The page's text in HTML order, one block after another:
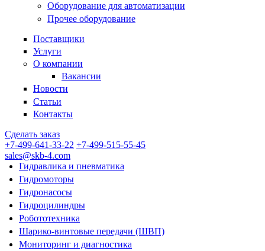
Оборудование для автоматизации
Прочее оборудование
Поставщики
Услуги
О компании
Вакансии
Новости
Статьи
Контакты
Сделать заказ
+7-499-641-33-22 +7-499-515-55-45
sales@skb-4.com
Гидравлика и пневматика
Гидромоторы
Гидронасосы
Гидроцилиндры
Робототехника
Шарико-винтовые передачи (ШВП)
Мониторинг и диагностика